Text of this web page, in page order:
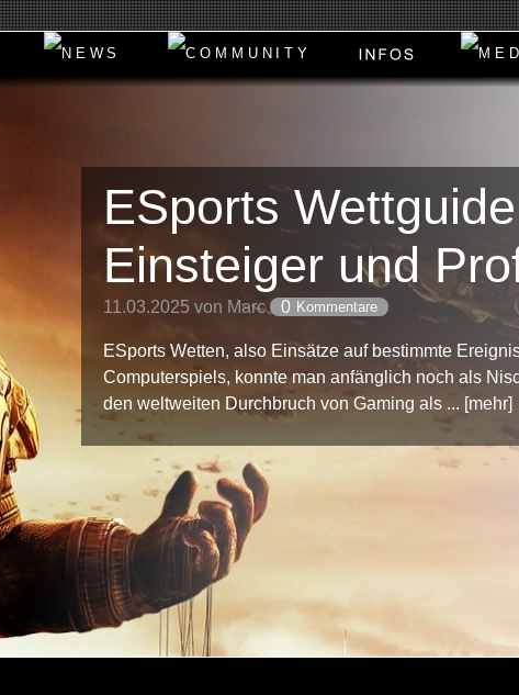
ESports
Einsteiger und
11.03.2025 von Marc 0 Kommentare
ESports Wetten, also Einsätze auf bestimmte
Computerspiels, konnte man anfänglich noch als
den weltweiten Durchbruch von Gaming als ... [mehr]